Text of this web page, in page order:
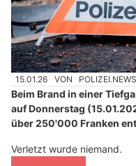
15.01.26 VON
Beim Brand in einer
auf Donnerstag
über 250'000 Franken
Verletzt wurde niemand.